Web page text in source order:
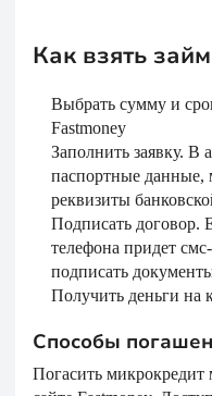
Как взять
Выбрать сумму и
Fastmoney
Заполнить заявку. В
паспортные данные,
реквизиты
Подписать договор.
телефона придет
подписать
Получить деньги на
Способы
Погасить